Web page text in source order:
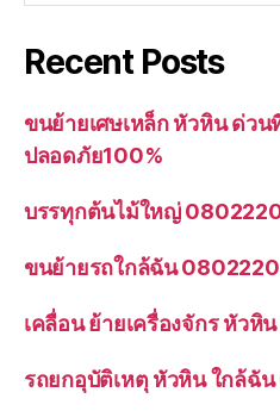
Recent Posts
ขนย้ายเศษเหล็ก หัวหิน ด่ว
ปลอดภัย100%
บรรทุกต้นไม้ใหญ่
ขนย้ายรถใกล้ฉัน
เคลื่อน ย้ายเครื่องจักร หัว
รถยกอุบัติเหตุ หัวหิน ใกล้ฉั